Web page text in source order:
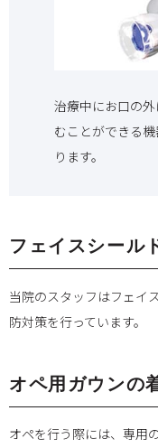
治療中にお口の
むことができる
ります。
フェイスシール
当院のスタッフはフェイ
防対策を行っています。
オペ用ガウンの
オペを行う際には、専用